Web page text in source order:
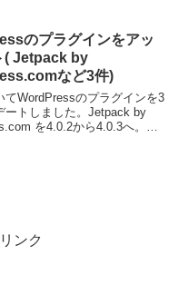
クは次の通り。DNSサーバ移
のプラグインをアッ
( Jetpack by
など3件)
てWordPressのプラグインを3
ートしました。Jetpack by
を4.0.2から4.0.3へ。
ンク